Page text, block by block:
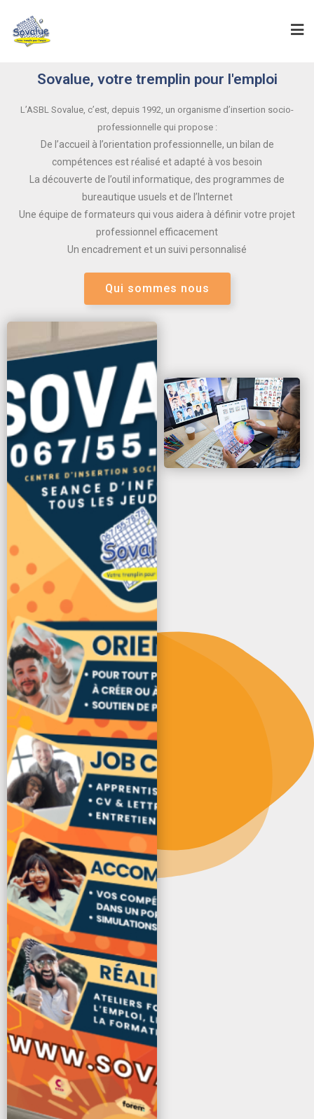
Sovalue, votre tremplin pour l'emploi
L’ASBL Sovalue, c’est, depuis 1992, un organisme d’insertion socio-
professionnelle qui propose :
De l’accueil à l’orientation professionnelle, un bilan de
compétences est réalisé et adapté à vos besoin
La découverte de l’outil informatique, des programmes de
bureautique usuels et de l’Internet
Une équipe de formateurs qui vous aidera à définir votre projet
professionnel efficacement
Un encadrement et un suivi personnalisé
Qui sommes nous